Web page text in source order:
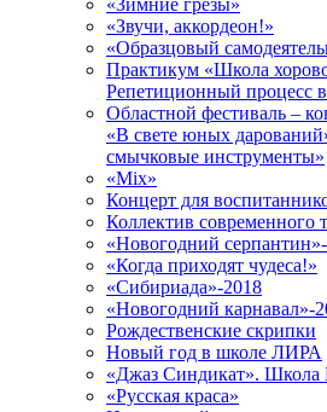
«Зимние грёзы»
«Звучи, аккордеон!»
«Образцовый
Практикум «Школа
Репетиционный процесс
Областной фестиваль –
«В свете юных
смычковые инструменты»
«Mix»
Концерт для
Коллектив современного
«Новогодний
«Когда приходят чудеса!»
«Сибириада»-2018
«Новогодний карнавал»-
Рождественские скрипки
Новый год в школе ЛИРА
«Джаз Синдикат».
«Русская краса»